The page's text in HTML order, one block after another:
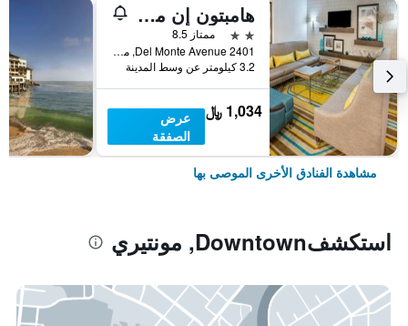
هامبتون إن مونتيري
2 نجمتين
ممتاز 8.5
2401 Del Monte Avenue, مونتيري, CA, الولايات المتحدة الأميريكية
3.2 كيلومتر عن وسط المدينة
1,034 ﷼
عرض
الصفقة
مشاهدة الفنادق الأخرى الموصى بها
استكشفDowntown, مونتيري